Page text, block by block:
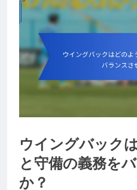
ウイングバック
と守備の義務を
か？